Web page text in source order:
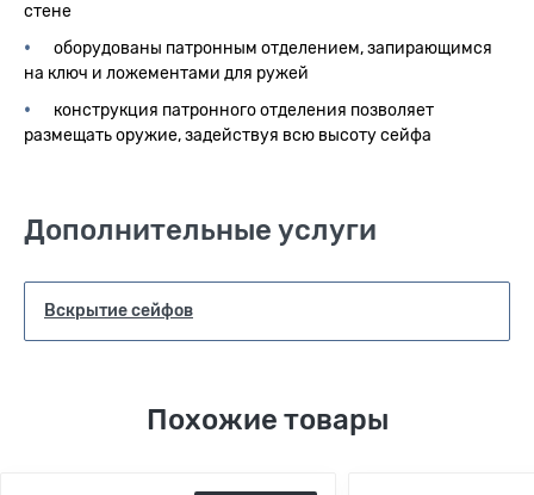
стене
оборудованы патронным отделением, запирающимся
на ключ и ложементами для ружей
конструкция патронного отделения позволяет
размещать оружие, задействуя всю высоту сейфа
Дополнительные услуги
Вскрытие сейфов
Похожие товары